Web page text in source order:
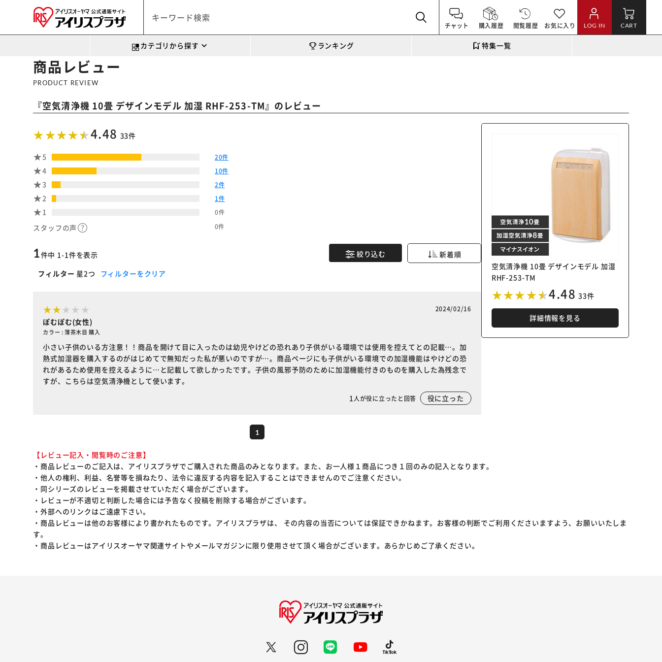
チャット 購入履歴 閲覧履歴 お気に入り LOG IN CART
カテゴリから探す ランキング 特集一覧
商品レビュー
PRODUCT REVIEW
『空気清浄機 10畳 デザインモデル 加湿 RHF-253-TM』のレビュー
空気清浄機 10畳 デザインモデル 加湿
RHF-253-TM
4.48 33件
詳細情報を見る
4.48 33件
5 20件
4 10件
3 2件
2 1件
1 0件
スタッフの声 0件
絞り込む 新着順
1件中 1-1件を表示
フィルター 星2つ フィルターをクリア
2024/02/16
ぽむぽむ(女性)
カラー : 薄茶木目 購入
小さい子供のいる方注意！！商品を開けて目に入ったのは幼児やけどの恐れあり子供がいる環境では使用を控えてとの記載…。加
熱式加湿器を購入するのがはじめてで無知だった私が悪いのですが…。商品ページにも子供がいる環境での加湿機能はやけどの恐
れがあるため使用を控えるように…と記載して欲しかったです。子供の風邪予防のために加湿機能付きのものを購入した為残念で
すが、こちらは空気清浄機として使います。
1 人が役に立ったと回答 役に立った
1
【レビュー記入・閲覧時のご注意】
・商品レビューのご記入は、アイリスプラザでご購入された商品のみとなります。また、お一人様１商品につき１回のみの記入となります。
・他人の権利、利益、名誉等を損ねたり、法令に違反する内容を記入することはできませんのでご注意ください。
・同シリーズのレビューを掲載させていただく場合がございます。
・レビューが不適切と判断した場合には予告なく投稿を削除する場合がございます。
・外部へのリンクはご遠慮下さい。
・商品レビューは他のお客様により書かれたものです。アイリスプラザは、 その内容の当否については保証できかねます。お客様の判断でご利用くださいますよう、お願いいたしま
す。
・商品レビューはアイリスオーヤマ関連サイトやメールマガジンに限り使用させて頂く場合がございます。あらかじめご了承ください。
※ご確認ください
購入手続きへ